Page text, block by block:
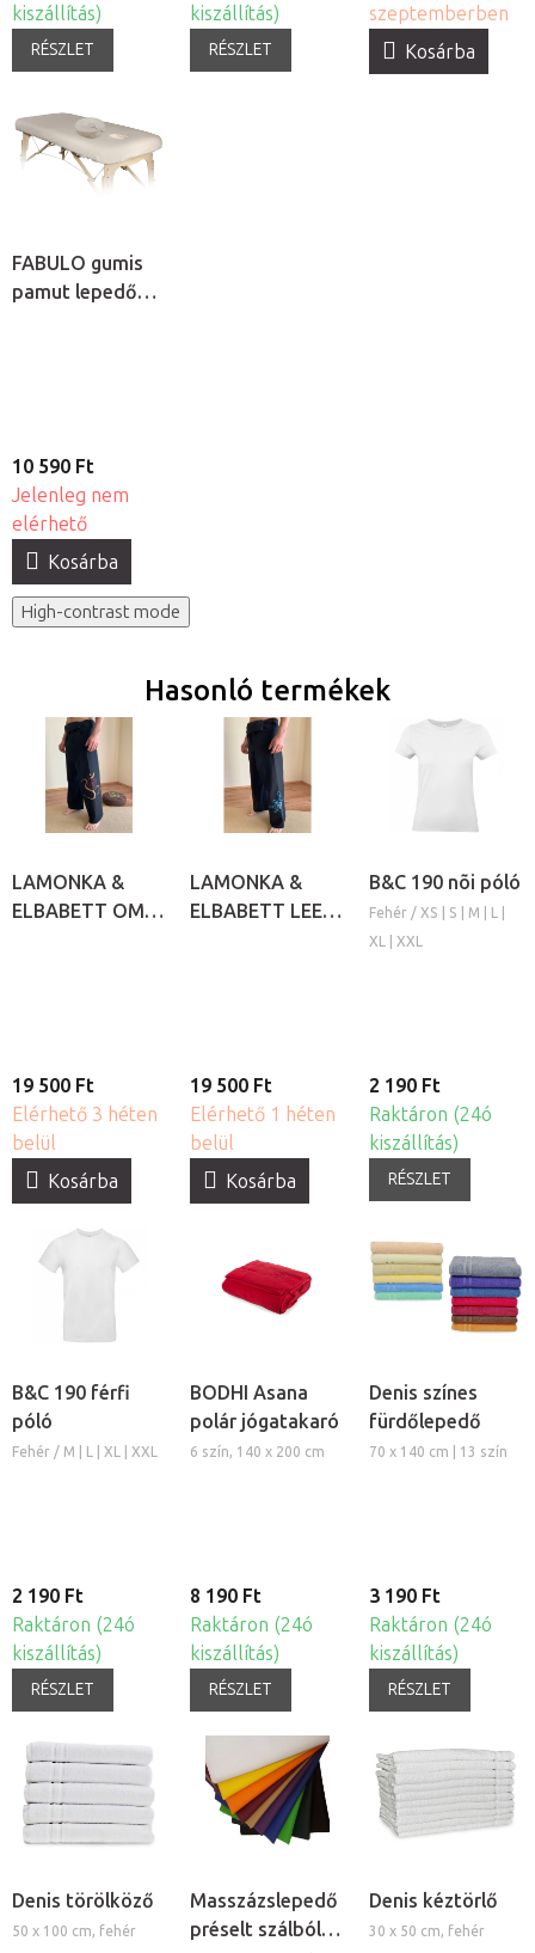
kiszállítás)
RÉSZLET
kiszállítás)
RÉSZLET
szeptemberben
Kosárba
FABULO gumis
pamut lepedő
10 590 Ft
Jelenleg nem
elérhető
Kosárba
High-contrast mode
Hasonló termékek
LAMONKA &
ELBABETT OM
19 500 Ft
Elérhető 3 héten
belül
Kosárba
LAMONKA &
ELBABETT LEE
19 500 Ft
Elérhető 1 héten
belül
Kosárba
B&C 190 nõi póló
Fehér / XS | S | M | L |
XL | XXL
2 190 Ft
Raktáron (24ó
kiszállítás)
RÉSZLET
B&C 190 férfi
póló
Fehér / M | L | XL | XXL
2 190 Ft
Raktáron (24ó
kiszállítás)
RÉSZLET
BODHI Asana
polár jógatakaró
6 szín, 140 x 200 cm
8 190 Ft
Raktáron (24ó
kiszállítás)
RÉSZLET
Denis színes
fürdőlepedő
70 x 140 cm | 13 szín
3 190 Ft
Raktáron (24ó
kiszállítás)
RÉSZLET
Denis törölköző
50 x 100 cm, fehér
Masszázslepedő
préselt szálból,
Denis kéztörlő
30 x 50 cm, fehér